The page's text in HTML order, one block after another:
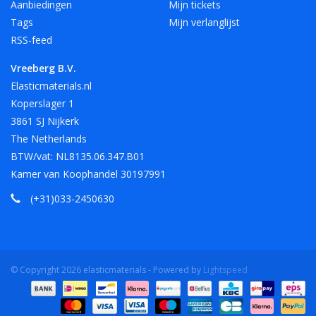
Aanbiedingen
Tags
RSS-feed
Mijn tickets
Mijn verlanglijst
Vreeberg B.V.
Elasticmaterials.nl
Koperslager 1
3861 SJ Nijkerk
The Netherlands
BTW/vat: NL8135.06.347.B01
Kamer van Koophandel 30197991
(+31)033-2450630
© Copyright 2026 elasticmaterials - Powered by Lightspeed